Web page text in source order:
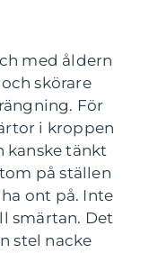
med åldern
skörare
För
i kroppen
kanske tänkt
på ställen
ont på. Inte
smärtan. Det
stel nacke